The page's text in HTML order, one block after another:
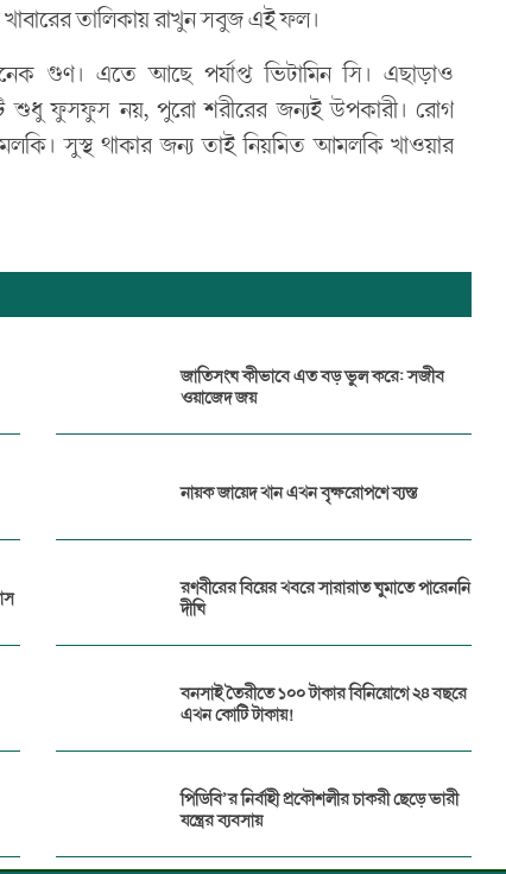
তালিকায় রাখুন সবুজ এই ফল।
গুণ। এতে আছে পর্যাপ্ত ভিটামিন সি। এছাড়াও
শুধু ফুসফুস নয়, পুরো শরীরের জন্যই উপকারী। রোগ
সুস্থ থাকার জন্য তাই নিয়মিত আমলকি খাওয়ার
জাতিসংঘ কীভাবে এত বড় ভুল করে: সজীব
ওয়াজেদ জয়
নায়ক জায়েদ খান এখন বৃক্ষরোপণে ব্যস্ত
রণবীরের বিয়ের খবরে সারারাত ঘুমাতে পারেননি
দীঘি
বনসাই তৈরীতে ১০০ টাকার বিনিয়োগে ২৪ বছরে
এখন কোটি টাকায়!
পিডিবি’র নির্বাহী প্রকৌশলীর চাকরী ছেড়ে ভারী
যন্ত্রের ব্যবসায়